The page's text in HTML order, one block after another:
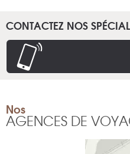
CONTACTEZ NOS
Nos
AGENCES DE